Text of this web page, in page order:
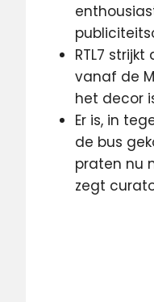
RTL7
vanaf de
het decor
Er is, in
de bus
praten nu
zegt